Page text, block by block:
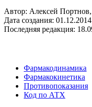
Автор: Алексей
Дата создания: 01.12.2014
Последняя редакция:
Фармакодинамика
Фармакокинетика
Противопоказания
Код по АТХ